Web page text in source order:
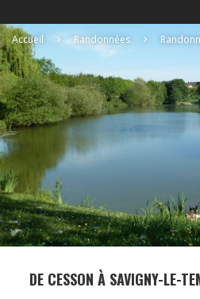
Accueil Randonnées
DE CESSON À SAVIGNY-LE-